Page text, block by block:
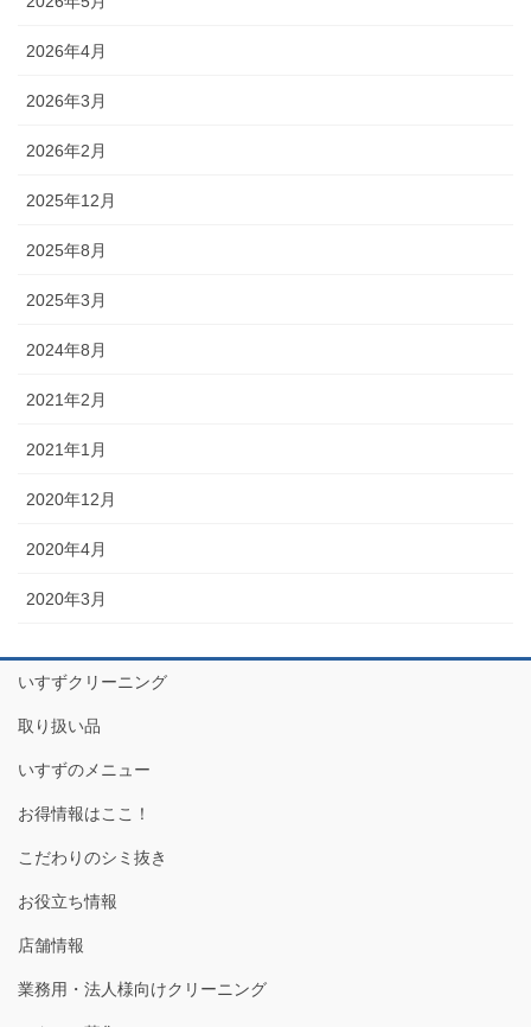
2026年4月
2026年3月
2026年2月
2025年12月
2025年8月
2025年3月
2024年8月
2021年2月
2021年1月
2020年12月
2020年4月
2020年3月
いすずクリーニング
取り扱い品
いすずのメニュー
お得情報はここ！
こだわりのシミ抜き
お役立ち情報
店舗情報
業務用・法人様向けクリーニング